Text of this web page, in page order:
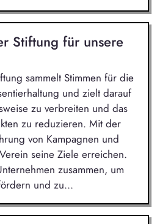
Stiftung für unsere
sammelt Stimmen für die
und zielt darauf
zu verbreiten und das
zu reduzieren. Mit der
von Kampagnen und
seine Ziele erreichen.
zusammen, um
und zu...